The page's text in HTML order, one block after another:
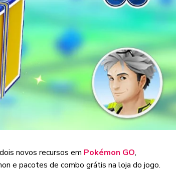
novos recursos em Pokémon GO,
e pacotes de combo grátis na loja do jogo.